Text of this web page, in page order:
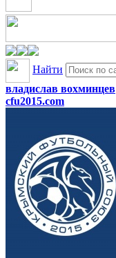
Найти
владислав вохминцев
cfu2015.com